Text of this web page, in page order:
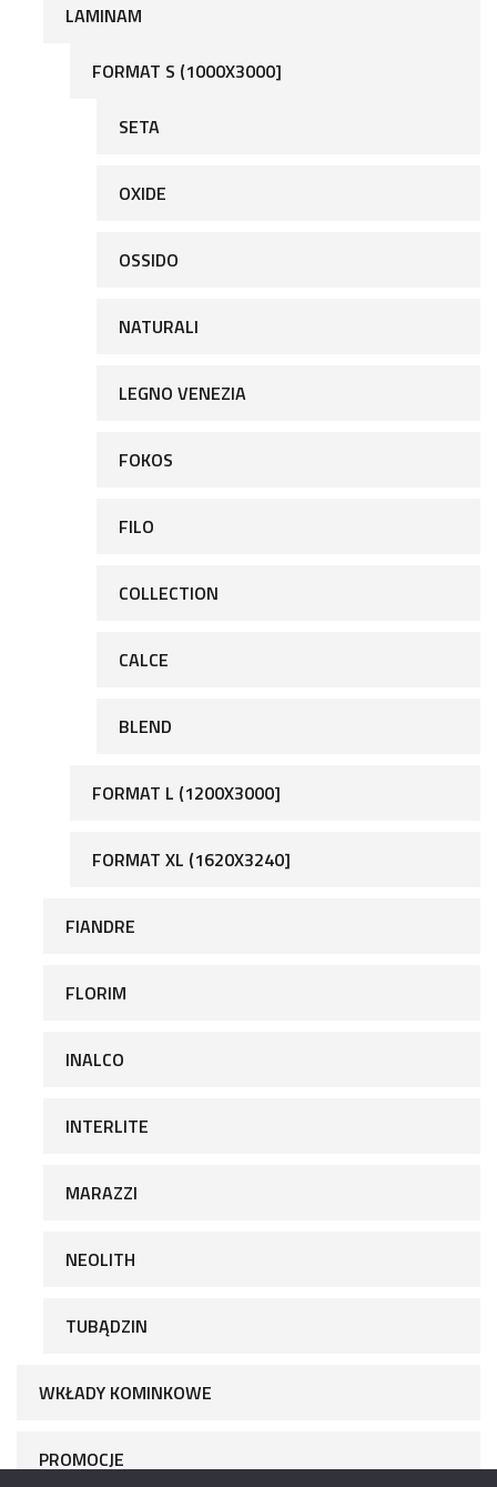
LAMINAM
FORMAT S (1000X3000]
SETA
OXIDE
OSSIDO
NATURALI
LEGNO VENEZIA
FOKOS
FILO
COLLECTION
CALCE
BLEND
FORMAT L (1200X3000]
FORMAT XL (1620X3240]
FIANDRE
FLORIM
INALCO
INTERLITE
MARAZZI
NEOLITH
TUBĄDZIN
WKŁADY KOMINKOWE
PROMOCJE